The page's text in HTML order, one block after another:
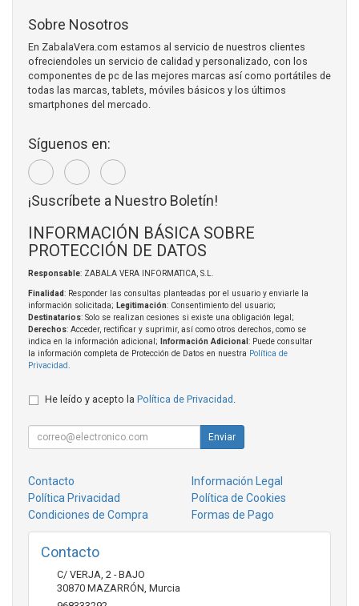
Sobre Nosotros
En ZabalaVera.com estamos al servicio de nuestros clientes
ofreciendoles un servicio de calidad y personalizado, con los
componentes de pc de las mejores marcas así como portátiles de
todas las marcas, tablets, móviles básicos y los últimos
smartphones del mercado.
Síguenos en:
¡Suscríbete a Nuestro Boletín!
INFORMACIÓN BÁSICA SOBRE
PROTECCIÓN DE DATOS
Responsable: ZABALA VERA INFORMATICA, S.L.
Finalidad: Responder las consultas planteadas por el usuario y enviarle la
información solicitada; Legitimación: Consentimiento del usuario;
Destinatarios: Solo se realizan cesiones si existe una obligación legal;
Derechos: Acceder, rectificar y suprimir, así como otros derechos, como se
indica en la información adicional;
Información Adicional : Puede consultar
la información completa de Protección de Datos en nuestra Política de
Privacidad
He leído y acepto la Política de Privacidad
Enviar
Contacto
Información Legal
Política Privacidad
Política de Cookies
Condiciones de Compra
Formas de Pago
Contacto
C/ VERJA, 2 - BAJO
30870 MAZARRÓN Murcia